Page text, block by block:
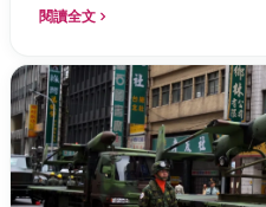
Chanshan, portait la mention « par
traduit un livre inexistant sous le
閱讀全文